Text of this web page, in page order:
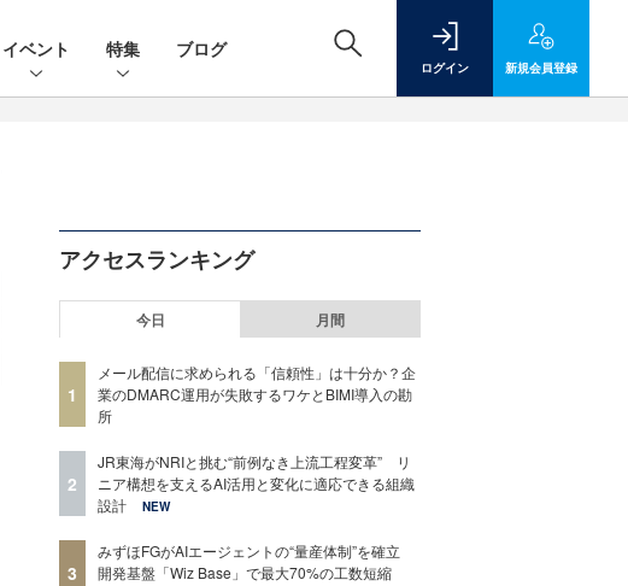
イベント 特集 ブログ
ログイン 新規会員登録
アクセスランキング
今日 月間
1
メール配信に求められる「信頼性」は十分か？企
業のDMARC運用が失敗するワケとBIMI導入の勘
所
2
JR東海がNRIと挑む“前例なき上流工程変革” リ
ニア構想を支えるAI活用と変化に適応できる組織
設計
NEW
3
みずほFGがAIエージェントの“量産体制”を確立
開発基盤「Wiz Base」で最大70%の工数短縮